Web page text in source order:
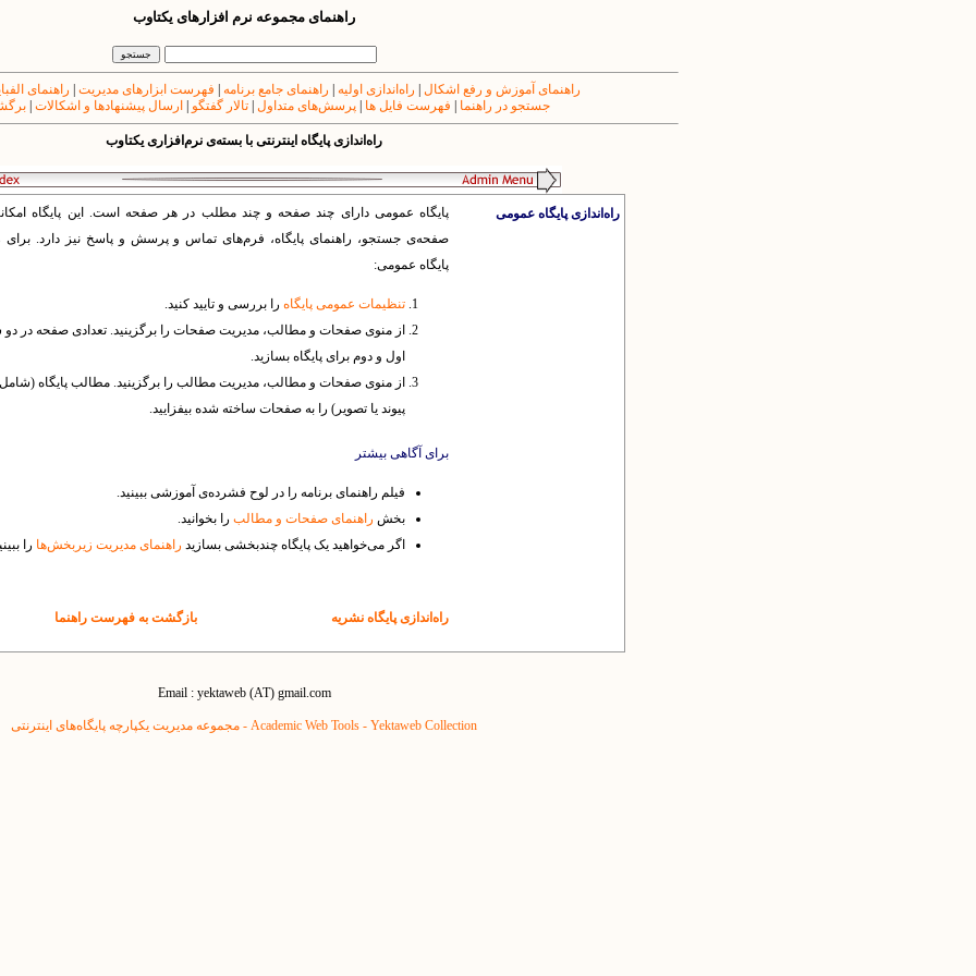
راهنمای مجموعه نرم افزارهای یکتاوب
راهنمای آموزش و رفع اشکال راه‌اندازی اولیه راهنمای جامع برنامه فهرست ابزارهای مدیریت
راهنمای
جستجو در راهنما
فهرست فایل ها پرسش‌های متداول تالار گفتگو ارسال پیشنهادها و اشکالات
راه‌اندازی پایگاه اینترنتی با بسته‌ی نرم‌افزاری یکتاوب
راه‌اندازی پایگاه عمومی
پایگاه عمومی دارای چند صفحه و چند مطلب در هر صفحه است. این پایگاه
صفحه‌ی جستجو، راهنمای پایگاه، فرم‌های تماس و پرسش و پاسخ نیز دارد. برای
پایگاه عمومی:
تنظیمات عمومی پایگاه را بررسی و تایید کنید.
از منوی صفحات و مطالب، مدیریت صفحات را برگزینید. تعدادی صفحه در
اول و دوم برای پایگاه بسازید.
از منوی صفحات و مطالب، مدیریت مطالب را برگزینید. مطالب پایگاه
پیوند یا تصویر) را به صفحات ساخته شده بیفزایید.
برای آگاهی بیشتر
فیلم راهنمای برنامه را در لوح فشرده‌ی آموزشی ببینید.
بخش راهنمای صفحات و مطالب را بخوانید.
اگر می‌خواهید یک پایگاه چندبخشی بسازید راهنمای مدیریت زیربخش‌ها را
راه‌اندازی پایگاه نشریه بازگشت به فهرست راهنما
Email : yektaweb (AT) gmail.com
Academic Web Tools - Yektaweb Collection - مجموعه مدیریت یکپارچه پایگاه‌های اینترنتی